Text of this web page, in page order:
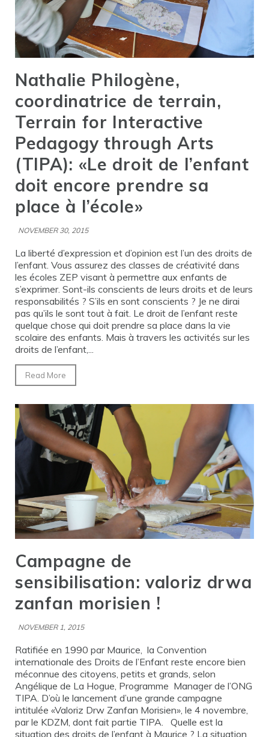
Nathalie Philogène,
coordinatrice de terrain,
Terrain for Interactive
Pedagogy through Arts
(TIPA): «Le droit de l’enfant
doit encore prendre sa
place à l’école»
NOVEMBER 30, 2015
La liberté d’expression et d’opinion est l’un des droits de
l’enfant. Vous assurez des classes de créativité dans
les écoles ZEP visant à permettre aux enfants de
s’exprimer. Sont-ils conscients de leurs droits et de leurs
responsabilités ? S’ils en sont conscients ? Je ne dirai
pas qu’ils le sont tout à fait. Le droit de l’enfant reste
quelque chose qui doit prendre sa place dans la vie
scolaire des enfants. Mais à travers les activités sur les
droits de l’enfant,...
Read More
Campagne de
sensibilisation: valoriz drwa
zanfan morisien !
NOVEMBER 1, 2015
Ratifiée en 1990 par Maurice, la Convention
internationale des Droits de l’Enfant reste encore bien
méconnue des citoyens, petits et grands, selon
Angélique de La Hogue, Programme Manager de l’ONG
TIPA. D’où le lancement d’une grande campagne
intitulée «Valoriz Drw Zanfan Morisien», le 4 novembre,
par le KDZM, dont fait partie TIPA. Quelle est la
situation des droits de l’enfant à Maurice ? La situation